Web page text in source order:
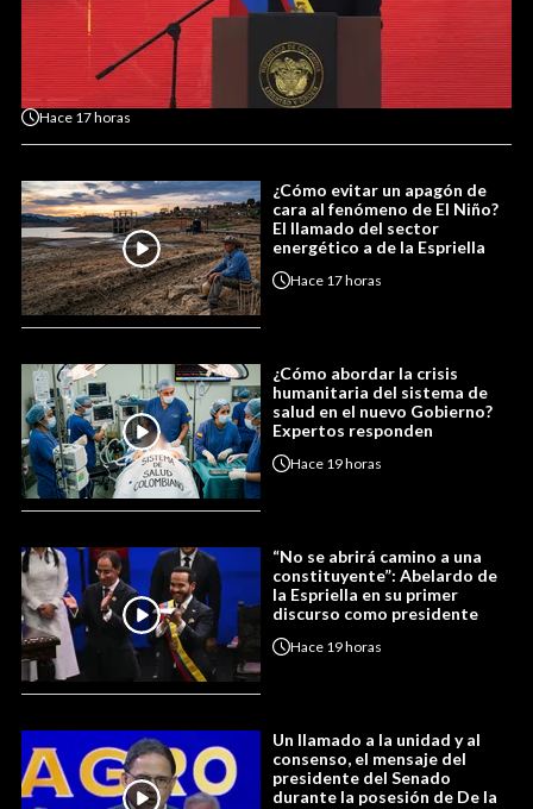
Hace 17 horas
¿Cómo evitar un apagón de
cara al fenómeno de El Niño?
El llamado del sector
energético a de la Espriella
Hace 17 horas
¿Cómo abordar la crisis
humanitaria del sistema de
salud en el nuevo Gobierno?
Expertos responden
Hace 19 horas
“No se abrirá camino a una
constituyente”: Abelardo de
la Espriella en su primer
discurso como presidente
Hace 19 horas
Un llamado a la unidad y al
consenso, el mensaje del
presidente del Senado
durante la posesión de De la